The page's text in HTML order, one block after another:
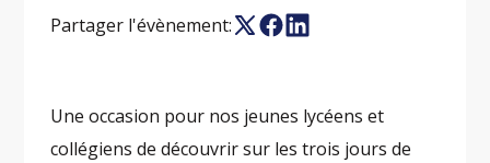
Partager l'évènement:
Une occasion pour nos jeunes lycéens et
collégiens de découvrir sur les trois jours de